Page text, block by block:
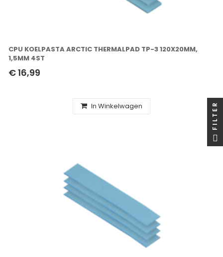
CPU KOELPASTA ARCTIC THERMALPAD TP-3 120X20MM,
1,5MM 4ST
€ 16,99
In Winkelwagen FILTER